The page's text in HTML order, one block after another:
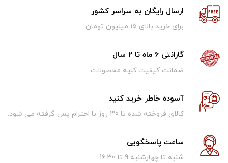
ارسال رایگان به سراسر کشور
برای خرید بالای ۱5 میلیون تومان
گارانتی 6 ماه تا 2 سال
ضمانت کیفیت کلیه محصولات
آسوده خاطر خرید کنید
کالای فروخته شده تا 30 روز با احترام پس گرفته می شود.
ساعت پاسخگویی
شنبه تا چهارشنبه 9 تا 16.30